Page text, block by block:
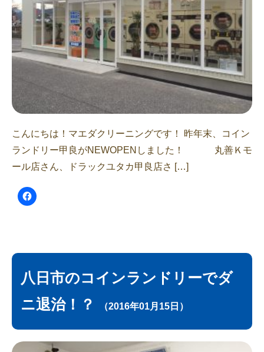
こんにちは！マエダクリーニングです！ 昨年末、コイン
ランドリー甲良がNEWOPENしました！ 丸善Ｋモ
ール店さん、ドラックユタカ甲良店さ […]
八日市のコインランドリーでダ
ニ退治！？
（2016年01月15日）